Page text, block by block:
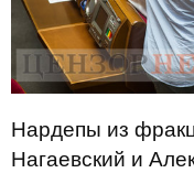
Нардепы из
Нагаевский и